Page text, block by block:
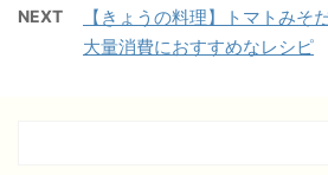
NEXT
【きょうの料理】トマトみそ
大量消費におすすめなレシピ